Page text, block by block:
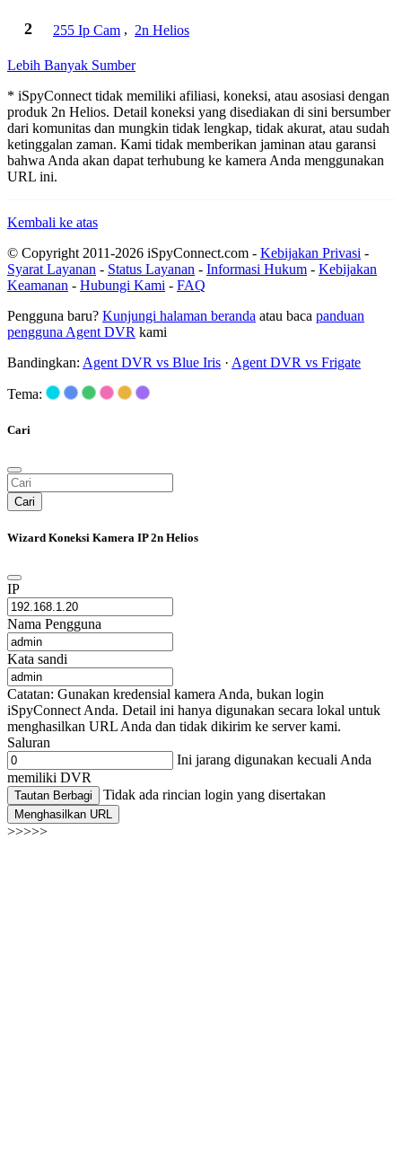
2 255 Ip Cam , 2n Helios
Lebih Banyak Sumber
* iSpyConnect tidak memiliki afiliasi, koneksi, atau asosiasi dengan
produk 2n Helios. Detail koneksi yang disediakan di sini bersumber
dari komunitas dan mungkin tidak lengkap, tidak akurat, atau sudah
ketinggalan zaman. Kami tidak memberikan jaminan atau garansi
bahwa Anda akan dapat terhubung ke kamera Anda menggunakan
URL ini.
Kembali ke atas
© Copyright 2011-2026 iSpyConnect.com - Kebijakan Privasi -
Syarat Layanan - Status Layanan - Informasi Hukum - Kebijakan
Keamanan - Hubungi Kami - FAQ
Pengguna baru? Kunjungi halaman beranda atau baca panduan
pengguna Agent DVR kami
Bandingkan: Agent DVR vs Blue Iris · Agent DVR vs Frigate
Tema:
Cari
Cari
Wizard Koneksi Kamera IP 2n Helios
IP
Nama Pengguna
Kata sandi
Catatan: Gunakan kredensial kamera Anda, bukan login
iSpyConnect Anda. Detail ini hanya digunakan secara lokal untuk
menghasilkan URL Anda dan tidak dikirim ke server kami.
Saluran
Ini jarang digunakan kecuali Anda
memiliki DVR
Tautan Berbagi Tidak ada rincian login yang disertakan
Menghasilkan URL
>>>>>